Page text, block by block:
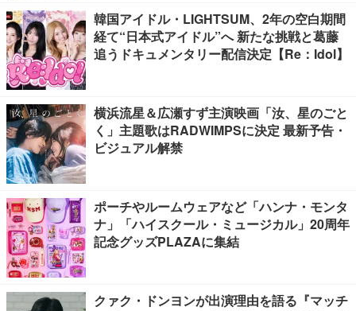
韓国アイドル・LIGHTSUM、2年の空白期間
経て“日本式アイドル”へ 新たな挑戦と葛藤
追うドキュメンタリー配信決定【Re：Idol】
横浜流星＆広瀬すず主演映画「汝、星のごと
く」主題歌はRADWIMPSに決定 最新予告・
ビジュアル解禁
ポーチやルームウェアなど「ハンナ・モンタ
ナ」「ハイスクール・ミュージカル」20周年
記念グッズPLAZAに集結
クァク・ドンヨンが出演理由を語る『マッチ